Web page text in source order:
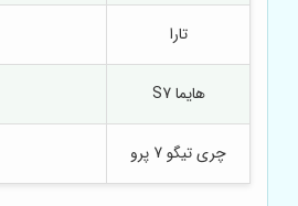
تارا
هایما S7
چری تیگو 7 پرو